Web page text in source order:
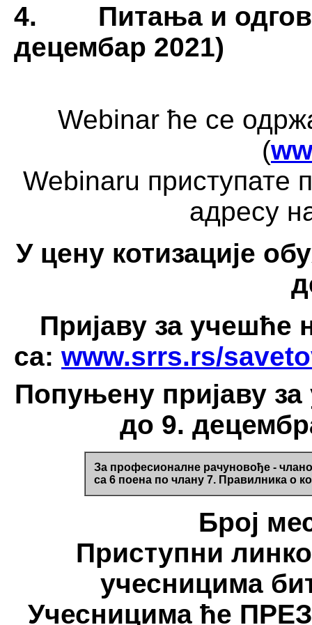
4. Питања и
децембар 2021)
Webinar ће се
(
Webinaru приступате
адресу
У цену котизације
Пријаву за учешће
са: www.srrs.rs/
Попуњену пријаву за
до 9.
За професионалне рачуновође -
са 6 поена по члану 7. Правилника о
Број
Приступни
учесницима
Учесницима ће